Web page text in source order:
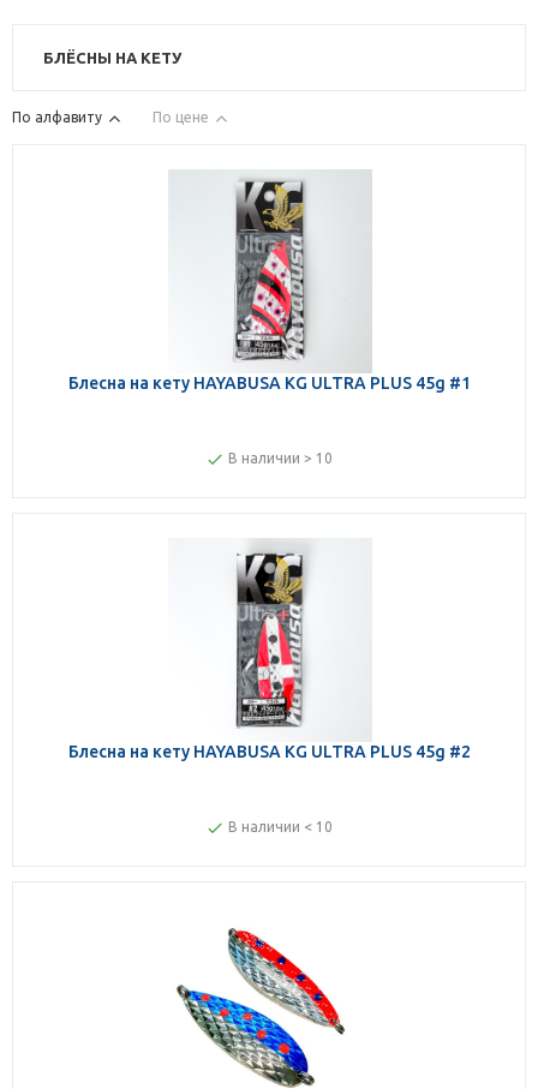
БЛЁСНЫ НА КЕТУ
По алфавиту По цене
Блесна на кету HAYABUSA KG ULTRA PLUS 45g #1
В наличии > 10
Блесна на кету HAYABUSA KG ULTRA PLUS 45g #2
В наличии < 10